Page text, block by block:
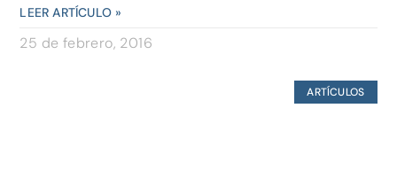
LEER ARTÍCULO »
25 de febrero, 2016
ARTÍCULOS